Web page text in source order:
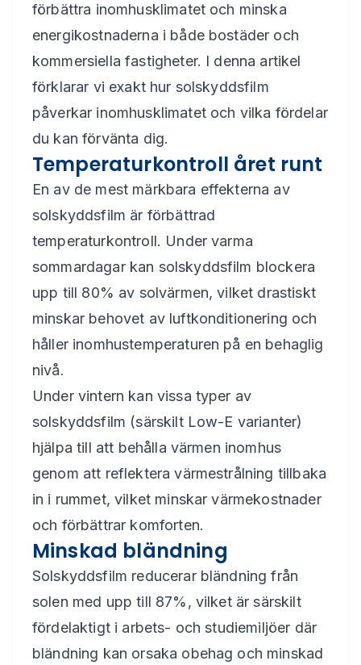
förbättra inomhusklimatet och minska
energikostnaderna i både bostäder och
kommersiella fastigheter. I denna artikel
förklarar vi exakt hur solskyddsfilm
påverkar inomhusklimatet och vilka fördelar
du kan förvänta dig.
Temperaturkontroll året runt
En av de mest märkbara effekterna av
solskyddsfilm är förbättrad
temperaturkontroll. Under varma
sommardagar kan solskyddsfilm blockera
upp till 80% av solvärmen, vilket drastiskt
minskar behovet av luftkonditionering och
håller inomhustemperaturen på en behaglig
nivå.
Under vintern kan vissa typer av
solskyddsfilm (särskilt Low-E varianter)
hjälpa till att behålla värmen inomhus
genom att reflektera värmestrålning tillbaka
in i rummet, vilket minskar värmekostnader
och förbättrar komforten.
Minskad bländning
Solskyddsfilm reducerar bländning från
solen med upp till 87%, vilket är särskilt
fördelaktigt i arbets- och studiemiljöer där
bländning kan orsaka obehag och minskad